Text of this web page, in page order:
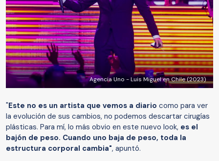
Agencia Uno - Luis Miguel en Chile (2023)
"Este no es un artista que vemos a diario como para ver
la evolución de sus cambios, no podemos descartar cirugías
plásticas. Para mí, lo más obvio en este nuevo look, es el
bajón de peso. Cuando uno baja de peso, toda la
estructura corporal cambia", apuntó.